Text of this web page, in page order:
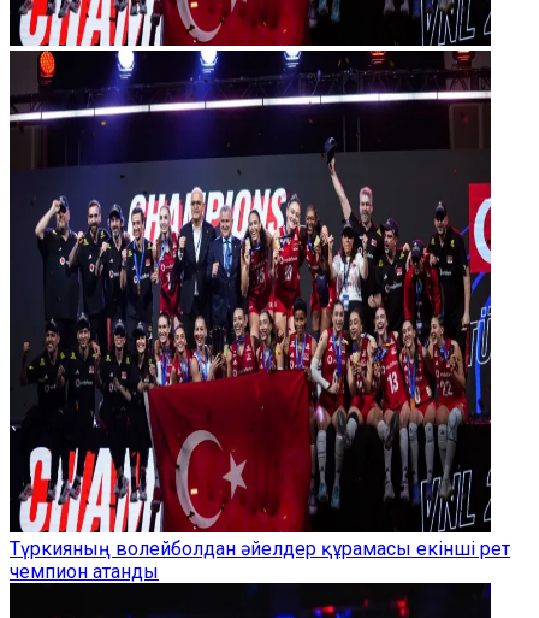
Түркияның волейболдан әйелдер құрамасы екінші рет
чемпион атанды